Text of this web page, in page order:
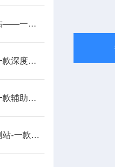
小气候农田气象监测站——一款保障稳定的物联网小气候监测站2025+派+送
校园气象监测站——一款深度融合的高中学校气象站2026+派+送
散射式能见度仪——一款辅助交通管理的集成能见度仪2025+派+送
农业室外气象自动观测站-一款保护生态环境的生态农业气象观测站2025+派+送